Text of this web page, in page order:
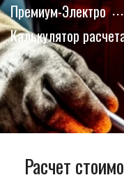
Премиум-Электро
Калькулятор
Расчет